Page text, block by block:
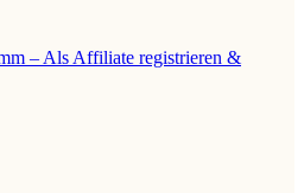
– Als Affiliate registrieren &